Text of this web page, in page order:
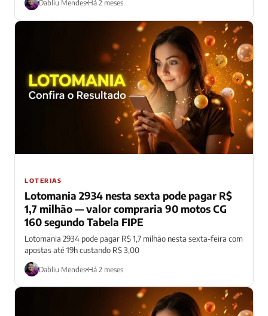
Dabliu Mendes Há 2 meses
LOTERIAS
Lotomania 2934 nesta sexta pode pagar R$
1,7 milhão — valor compraria 90 motos CG
160 segundo Tabela FIPE
Lotomania 2934 pode pagar R$ 1,7 milhão nesta sexta-feira com
apostas até 19h custando R$ 3,00
Dabliu Mendes Há 2 meses